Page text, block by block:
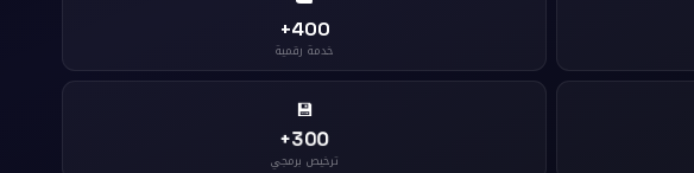
400+
خدمة رقمية
💾
300+
ترخيص برمجي